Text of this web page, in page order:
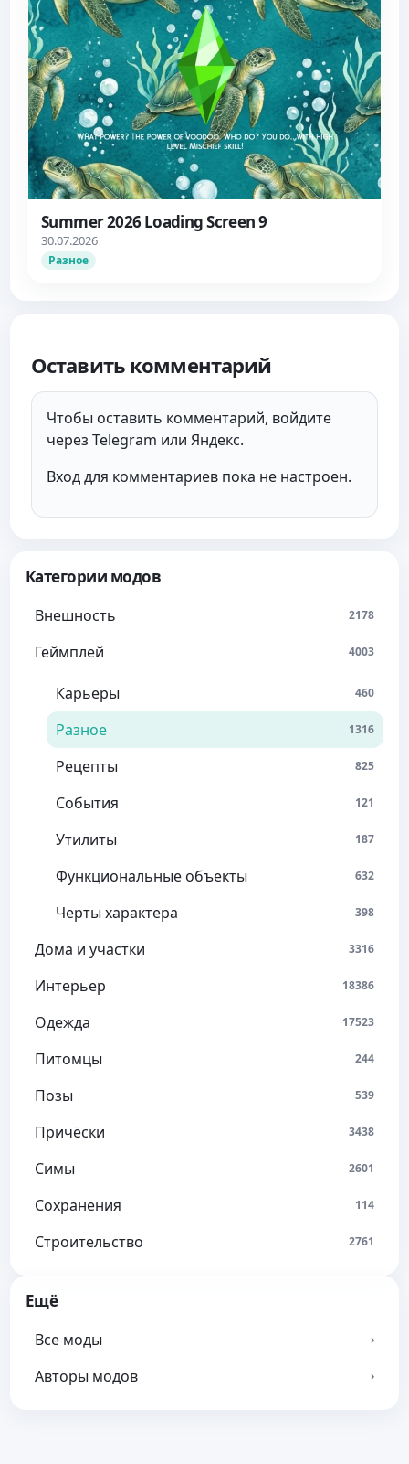
Категории модов
Внешность 2178
Геймплей 4003
Карьеры 460
Разное 1316
Рецепты 825
События 121
Утилиты 187
Функциональные объекты 632
Черты характера 398
Дома и участки 3316
Интерьер 18386
Одежда 17523
Питомцы 244
Позы 539
Причёски 3438
Симы 2601
Сохранения 114
Строительство 2761
Ещё
Все моды ›
Авторы модов ›
Summer 2026 Loading Screen 9
30.07.2026
Разное
Оставить комментарий
Чтобы оставить комментарий, войдите
через Telegram или Яндекс.
Вход для комментариев пока не настроен.